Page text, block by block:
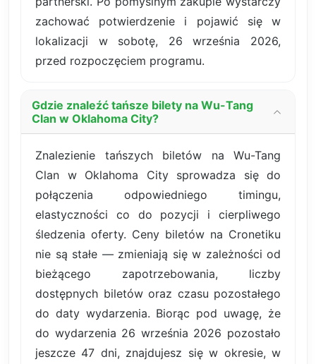
zachować potwierdzenie i pojawić się w
lokalizacji w sobotę, 26 września 2026,
przed rozpoczęciem programu.
Gdzie znaleźć tańsze bilety na Wu-Tang
Clan w Oklahoma City?
Znalezienie tańszych biletów na Wu-Tang
Clan w Oklahoma City sprowadza się do
połączenia odpowiedniego timingu,
elastyczności co do pozycji i cierpliwego
śledzenia oferty. Ceny biletów na Cronetiku
nie są stałe — zmieniają się w zależności od
bieżącego zapotrzebowania, liczby
dostępnych biletów oraz czasu pozostałego
do daty wydarzenia. Biorąc pod uwagę, że
do wydarzenia 26 września 2026 pozostało
jeszcze 47 dni, znajdujesz się w okresie, w